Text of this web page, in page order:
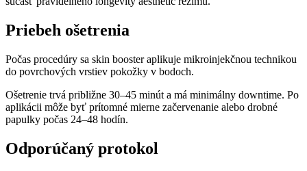
Priebeh ošetrenia
Počas procedúry sa skin booster aplikuje mikroinjekčnou technikou
do povrchových vrstiev pokožky v bodoch.
Ošetrenie trvá približne 30–45 minút a má minimálny downtime. Po
aplikácii môže byť prítomné mierne začervenanie alebo drobné
papulky počas 24–48 hodín.
Odporúčaný protokol